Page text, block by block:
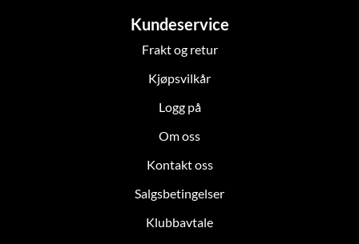
Kundeservice
Frakt og retur
Kjøpsvilkår
Logg på
Om oss
Kontakt oss
Salgsbetingelser
Klubbavtale